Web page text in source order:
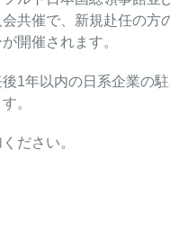
会共催で、新規赴任の方
開催されます。
後1年以内の日系企業の
。
ださい。